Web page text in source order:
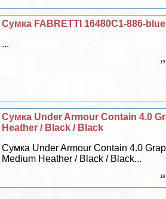
Сумка FABRETTI 16480C1-886-
...
19
Сумка Under Armour Contain 4.0
Heather / Black / Black
Сумка Under Armour Contain 4.0
Medium Heather / Black / Black...
18